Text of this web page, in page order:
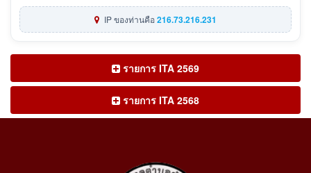
IP ของท่านคือ216.73.216.231
รายการ ITA 2569
รายการ ITA 2568